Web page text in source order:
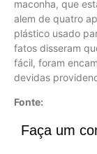
maconha, que
alem de quatro
plástico usado
fatos disseram
fácil, foram
devidas
Fonte:
Faça um